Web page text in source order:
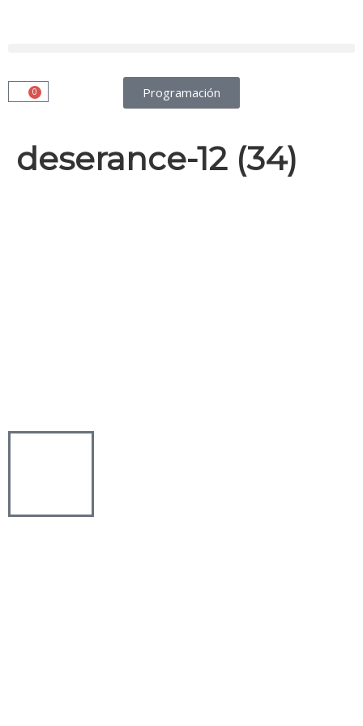
Programación
0
deserance-12 (34)